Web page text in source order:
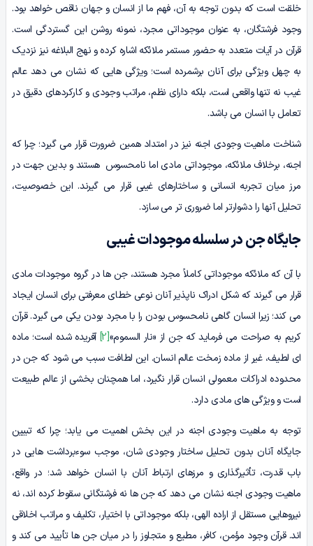
خلقت است که بدون توجه به آن، فهم ما از انسان و جهان ناقص خواهد بود.
وجود فرشتگان، به عنوان موجوداتی مجرد، نمونه روشن این گستردگی است.
قرآن در آیات متعدد به حضور مستمر ملائکه اشاره کرده و نهج البلاغه نیز نزدیک
به چهل ویژگی برای آنان برشمرده است؛ ویژگی هایی که نشان می دهد عالم
غیب نه تنها واقعی است، بلکه دارای نظم، مراتب وجودی و کارکردهای دقیق در
تعامل با انسان می باشد.
شناخت ماهیت وجودی اجنه نیز در امتداد همین ضرورت قرار می گیرد؛ چرا که
اجنه، برخلاف ملائکه، موجوداتی مادی اما نامحسوس هستند و بدین جهت در
مرز میان تجربه انسانی و ساختارهای غیبی قرار می گیرند. این خصوصیت،
تحلیل آنها را دشوارتر اما ضروری تر می سازد.
جایگاه جن در سلسله موجودات غیبی
با آن که ملائکه موجوداتی کاملاً مجرد هستند، جن ها در گروه موجودات مادی
قرار می گیرند که شکل ادراک ناپذیر آنان نوعی خطای معرفتی برای انسان ایجاد
می کند؛ زیرا انسان گاهی نامحسوس بودن را با مجرد بودن یکی می گیرد. قرآن
کریم به صراحت می فرماید که جن از «نار السموم»[2]
آفریده شده است؛ ماده
ای لطیف، غیر از ماده زمخت عالم انسان. این لطافت سبب می شود که جن در
محدوده ادراکات معمولی انسان قرار نگیرد، اما همچنان بخشی از عالم طبیعت
است و ویژگی های مادی دارد.
توجه به ماهیت وجودی اجنه در این بخش اهمیت می یابد؛ چرا که تبیین
جایگاه آنان بدون تحلیل ساختار وجودی شان، موجب سوءبرداشت هایی در
باب قدرت، تأثیرگذاری و مرزهای ارتباط آنان با انسان خواهد شد؛ در واقع،
ماهیت وجودی اجنه نشان می دهد که جن ها نه فرشتگانی سقوط کرده اند، نه
نیروهایی مستقل از اراده الهی، بلکه موجوداتی با اختیار، تکلیف و مراتب اخلاقی
اند. قرآن وجود مؤمن، کافر، مطیع و متجاوز را در میان جن ها تأیید می کند و